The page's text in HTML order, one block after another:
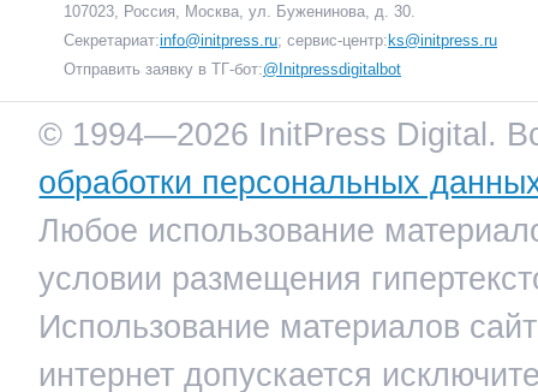
107023, Россия, Москва, ул. Буженинова, д. 30.
Секретариат:info@initpress.ru; сервис-центр: ks@initpress.ru
Отправить заявку в ТГ-бот:@Initpressdigitalbot
© 1994—2026 InitPress Digital.
обработки персональных
Любое использование
условии размещения
Использование материалов
интернет допускается